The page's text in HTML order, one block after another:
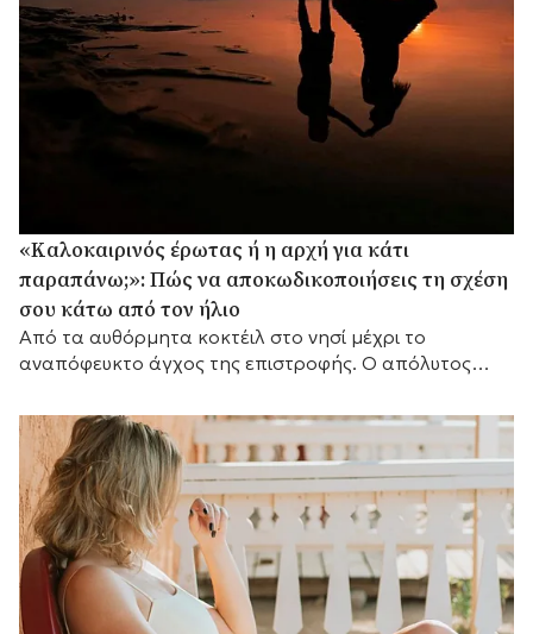
«Καλοκαιρινός έρωτας ή η αρχή για κάτι
παραπάνω;»: Πώς να αποκωδικοποιήσεις τη σχέση
σου κάτω από τον ήλιο
Από τα αυθόρμητα κοκτέιλ στο νησί μέχρι το
αναπόφευκτο άγχος της επιστροφής. Ο απόλυτος
μυαλό σου.